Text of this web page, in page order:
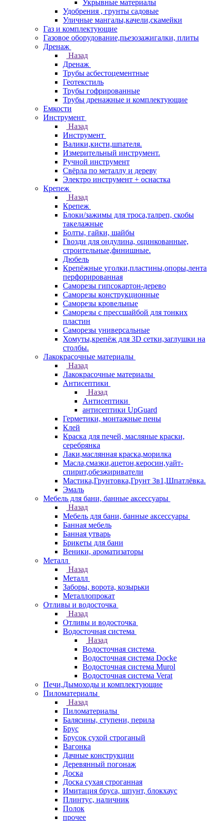
Укрывные материалы
Удобрения , грунты садовые
Уличные мангалы,качели,скамейки
Газ и комплектующие
Газовое оборудование,пьезозажигалки, плиты
Дренаж
Назад
Дренаж
Трубы асбестоцементные
Геотекстиль
Трубы гофрированные
Трубы дренажные и комплектующие
Емкости
Инструмент
Назад
Инструмент
Валики,кисти,шпателя.
Измерительный инструмент.
Ручной инструмент
Свёрла по металлу и дереву
Электро инструмент + оснастка
Крепеж
Назад
Крепеж
Блоки/зажимы для троса,талреп, скобы
такелажные
Болты, гайки, шайбы
Гвозди для ондулина, оцинкованные,
строительные,финишные.
Дюбель
Крепёжные уголки,пластины,опоры,лента
перфорированная
Саморезы гипсокартон-дерево
Саморезы конструкционные
Саморезы кровельные
Саморезы с прессшайбой для тонких
пластин
Саморезы универсальные
Хомуты,крепёж для 3D сетки,заглушки на
столбы.
Лакокрасочные материалы
Назад
Лакокрасочные материалы
Антисептики
Назад
Антисептики
антисептики UpGuard
Герметики, монтажные пены
Клей
Краска для печей, масляные краски,
серебрянка
Лаки,маслянная краска,морилка
Масла,смазки,ацетон,керосин,уайт-
спирит,обезжириватели
Мастика,Грунтовка,Грунт 3в1,Шпатлёвка.
Эмаль
Мебель для бани, банные аксессуары
Назад
Мебель для бани, банные аксессуары
Банная мебель
Банная утварь
Брикеты для бани
Веники, ароматизаторы
Металл
Назад
Металл
Заборы, ворота, козырьки
Металлопрокат
Отливы и водосточка
Назад
Отливы и водосточка
Водосточная система
Назад
Водосточная система
Водосточная система Docke
Водосточная система Murol
Водосточная система Verat
Печи,Дымоходы и комплектующие
Пиломатериалы
Назад
Пиломатериалы
Балясины, ступени, перила
Брус
Брусок сухой строганый
Вагонка
Дачные конструкции
Деревянный погонаж
Доска
Доска сухая строганная
Имитация бруса, шпунт, блокхаус
Плинтус, наличник
Полок
прочее